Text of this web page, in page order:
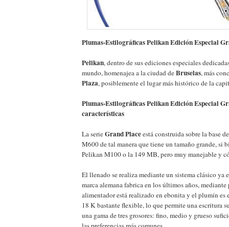
Plumas-Estilográficas Pelikan Edición Especial
Pelikan, dentro de sus ediciones especiales
mundo, homenajea a la ciudad deBruselas, más
Plaza, posiblemente el lugar más histórico de la
Plumas-Estilográficas Pelikan Edición Especial
características
La serieGrand Placeestá construida sobre la base
M600 de tal manera que tiene un tamaño grande, si
Pelikan M100 o la 149 MB, pero muy manejable y
El llenado se realiza mediante un sistema clásico ya
marca alemana fabrica en los últimos años,
alimentador está realizado en ebonita y el plumín es
18 K bastante flexible, lo que permite una escritura
una gama de tres grosores: fino, medio y grueso